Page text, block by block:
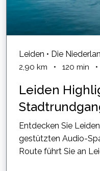
Leiden • Die
2,90 km • 120 min •
Leiden
Entdecken Sie
gestützten Audio-
Route führt Sie an